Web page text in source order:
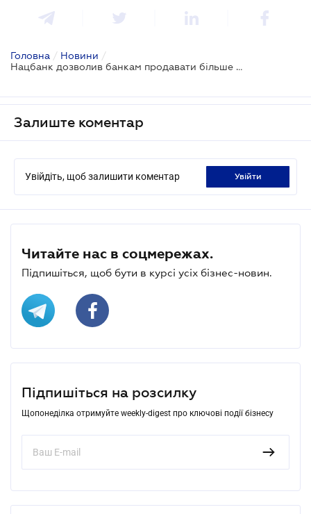
Головна / Новини /
Нацбанк дозволив банкам продавати більше готівкової валюти
Залиште коментар
Увійдіть, щоб залишити коментар увійти
Читайте нас в соцмережах.
Підпишіться, щоб бути в курсі усіх бізнес-новин.
Підпишіться на розсилку
Щопонеділка отримуйте weekly-digest про ключові події бізнесу